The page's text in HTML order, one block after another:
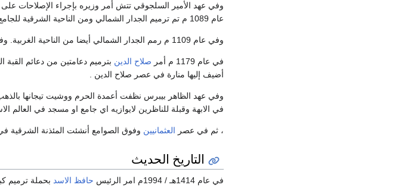
وفي عهد الأمير السلجوقي تتش أمر وزيره بإجراء الإصلاحات
عام 1089 م تم ترميم الجدار الشمالي ومن الناحية الشرقية للجامع .
وفي عام 1109 م رمم الجدار الشمالي أيضا من الناحية الغربية. وفي عام 1150 م وضعت ساعة كبيرة مميزة عند رواق الباب الشرقي للجامع الاموي .
في عام 1179 م أمر صلاح الدين بترميم دعامتين من دعائم القبة
أضيف إليها منارة في عصر صلاح الدين .
وفي عهد الظاهر بيبرس نظفت أعمدة الحرم ووشيت تيجانها
في الابهة وقبلة للناظرين لايوازيه اي جامع او مسجد في العالم
، ثم في عصر العثمانيين وفوق الصوامع أنشئت المئذنة الشرقية
التاريخ الحديث
في عام 1414هـ / 1994م امر الرئيس حافظ الاسد بحملة ترميم